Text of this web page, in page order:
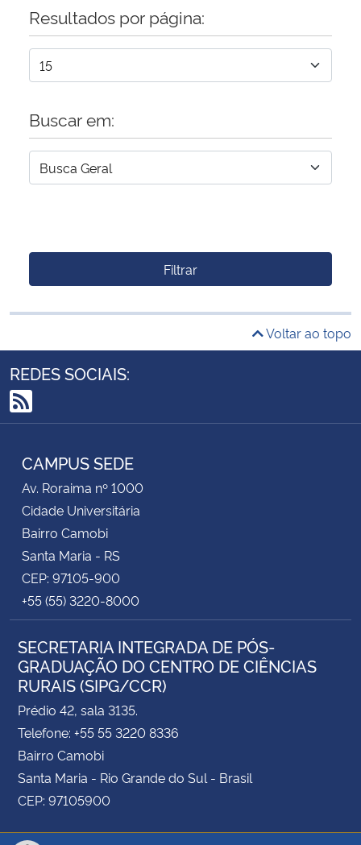
PlanaltoResultados por página:
Buscar em:
Filtrar
Voltar ao topo
REDES SOCIAIS:
RSS
CAMPUS SEDE
Av. Roraima nº 1000
Cidade Universitária
Bairro Camobi
Santa Maria - RS
CEP: 97105-900
+55 (55) 3220-8000
SECRETARIA INTEGRADA DE PÓS-
GRADUAÇÃO DO CENTRO DE CIÊNCIAS
RURAIS (SIPG/CCR)
Prédio 42, sala 3135.
Telefone: +55 55 3220 8336
Bairro Camobi
Santa Maria - Rio Grande do Sul - Brasil
CEP: 97105900